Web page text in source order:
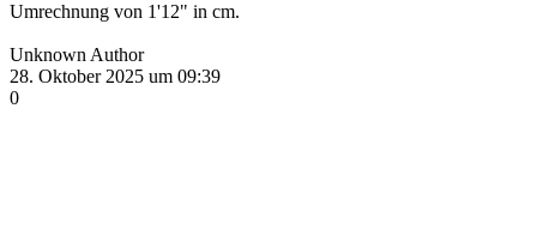
Umrechnung von 1'12" in cm.
Unknown Author
28. Oktober 2025 um 09:39
0